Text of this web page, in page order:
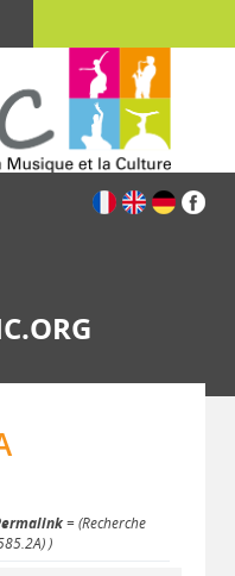
= (Recherche
)